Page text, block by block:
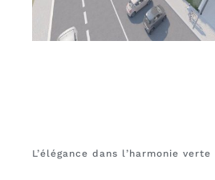
L’élégance dans l’harmonie verte